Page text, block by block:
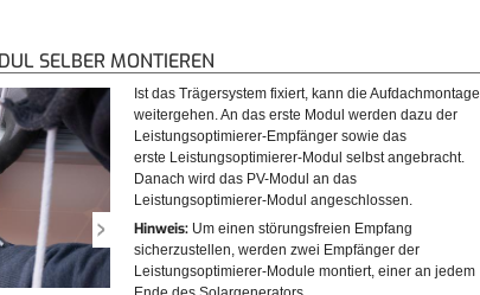
SELBER MONTIEREN
Ist das Trägersystem fixiert, kann die Aufdachmontage
weitergehen. An das erste Modul werden dazu der
Leistungsoptimierer-Empfänger sowie das
erste Leistungsoptimierer-Modul selbst angebracht.
Danach wird das PV-Modul an das
Leistungsoptimierer-Modul angeschlossen.
Hinweis: Um einen störungsfreien Empfang
sicherzustellen, werden zwei Empfänger der
Leistungsoptimierer-Module montiert, einer an jedem